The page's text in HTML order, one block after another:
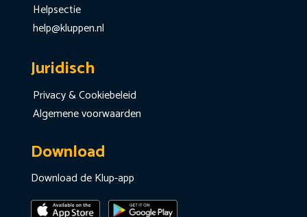
Helpsectie
help@kluppen.nl
Juridisch
Privacy & Cookiebeleid
Algemene voorwaarden
Download
Download de Klup-app